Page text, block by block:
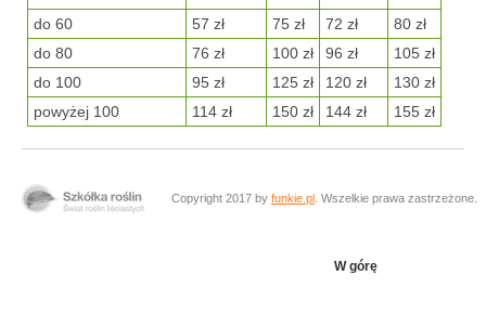
do 60
57 zł 75 zł 72 zł
80 zł
do 80
76 zł 100 zł 96 zł
105 zł
do 100
95 zł 125 zł 120 zł
130 zł
powyżej 100
114 zł 150 zł 144 zł 155 zł
Copyright 2017 by funkie.pl . Wszelkie prawa zastrzeżone.
W górę